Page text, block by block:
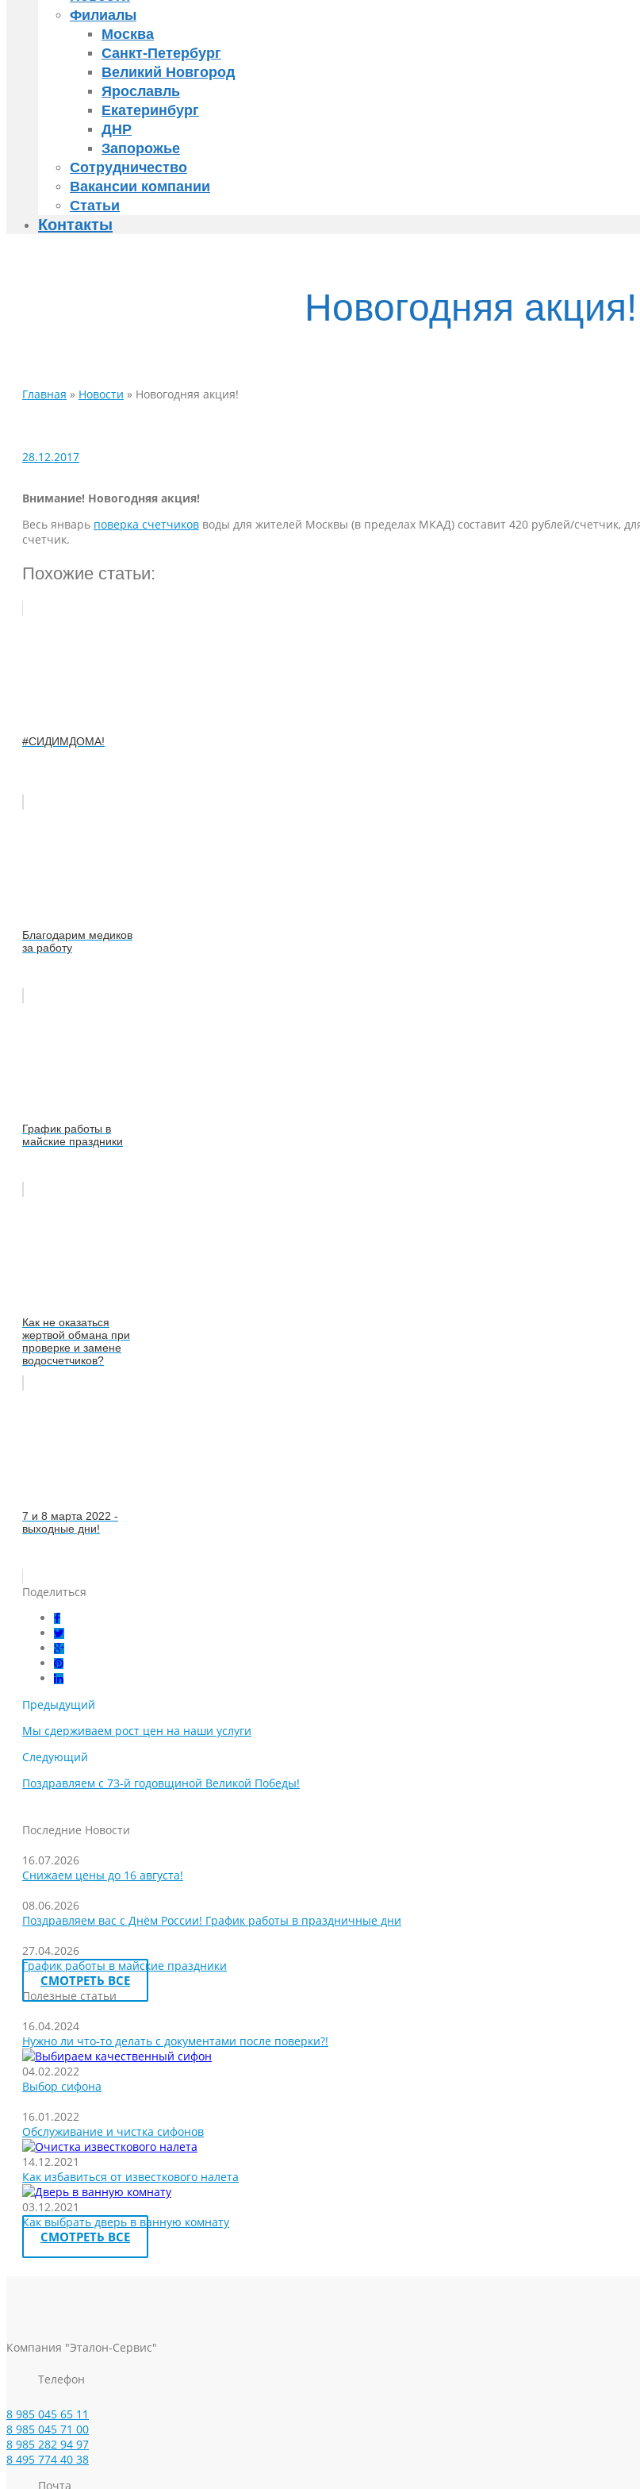
Филиалы
Москва
Санкт-Петербург
Великий Новгород
Ярославль
Екатеринбург
ДНР
Запорожье
Сотрудничество
Вакансии компании
Статьи
Контакты
Новогодняя акция!
Главная » Новости » Новогодняя акция!
28.12.2017
Внимание! Новогодняя акция!
Весь январь поверка счетчиков воды для жителей Москвы (в пределах МКАД) составит 420 рублей/счетчик,
счетчик.
Похожие статьи:
#СИДИМДОМА!
Благодарим медиков
за работу
График работы в
майские праздники
Как не оказаться
жертвой обмана при
проверке и замене
водосчетчиков?
7 и 8 марта 2022 -
выходные дни!
Поделиться
Предыдущий
Мы сдерживаем рост цен на наши услуги
Следующий
Поздравляем с 73-й годовщиной Великой Победы!
Последние Новости
16.07.2026
Снижаем цены до 16 августа!
08.06.2026
Поздравляем вас с Днём России! График работы в праздничные дни
27.04.2026
График работы в майские праздники
СМОТРЕТЬ ВСЕ
Полезные статьи
16.04.2024
Нужно ли что-то делать с документами после поверки?!
04.02.2022
Выбор сифона
16.01.2022
Обслуживание и чистка сифонов
14.12.2021
Как избавиться от известкового налета
03.12.2021
Как выбрать дверь в ванную комнату
СМОТРЕТЬ ВСЕ
Компания "Эталон-Сервис"
Телефон
8 985 045 65 11
8 985 045 71 00
8 985 282 94 97
8 495 774 40 38
Почта